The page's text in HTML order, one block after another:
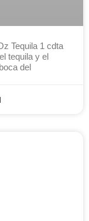
Tequila 1 cdta
tequila y el
del